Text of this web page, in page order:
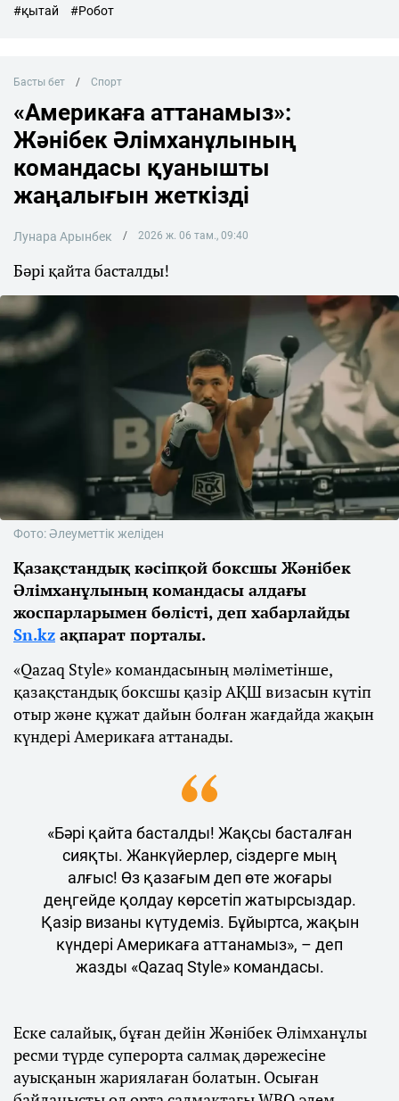
#қытай #Робот
Басты бет Спорт
«Америкаға аттанамыз»:
Жәнібек Әлімханұлының
командасы қуанышты
жаңалығын жеткізді
Лунара Арынбек 2026 ж. 06 там., 09:40
Бәрі қайта басталды!
Фото: Әлеуметтік желіден
Қазақстандық кәсіпқой боксшы Жәнібек
Әлімханұлының командасы алдағы
жоспарларымен бөлісті, деп хабарлайды
Sn.kz ақпарат порталы.
«Qazaq Style» командасының мәліметінше,
қазақстандық боксшы қазір АҚШ визасын күтіп
отыр және құжат дайын болған жағдайда жақын
күндері Америкаға аттанады.
«Бәрі қайта басталды! Жақсы басталған
сияқты. Жанкүйерлер, сіздерге мың
алғыс! Өз қазағым деп өте жоғары
деңгейде қолдау көрсетіп жатырсыздар.
Қазір визаны күтудеміз. Бұйыртса, жақын
күндері Америкаға аттанамыз», – деп
жазды «Qazaq Style» командасы.
Еске салайық, бұған дейін Жәнібек Әлімханұлы
ресми түрде суперорта салмақ дәрежесіне
ауысқанын жариялаған болатын. Осыған